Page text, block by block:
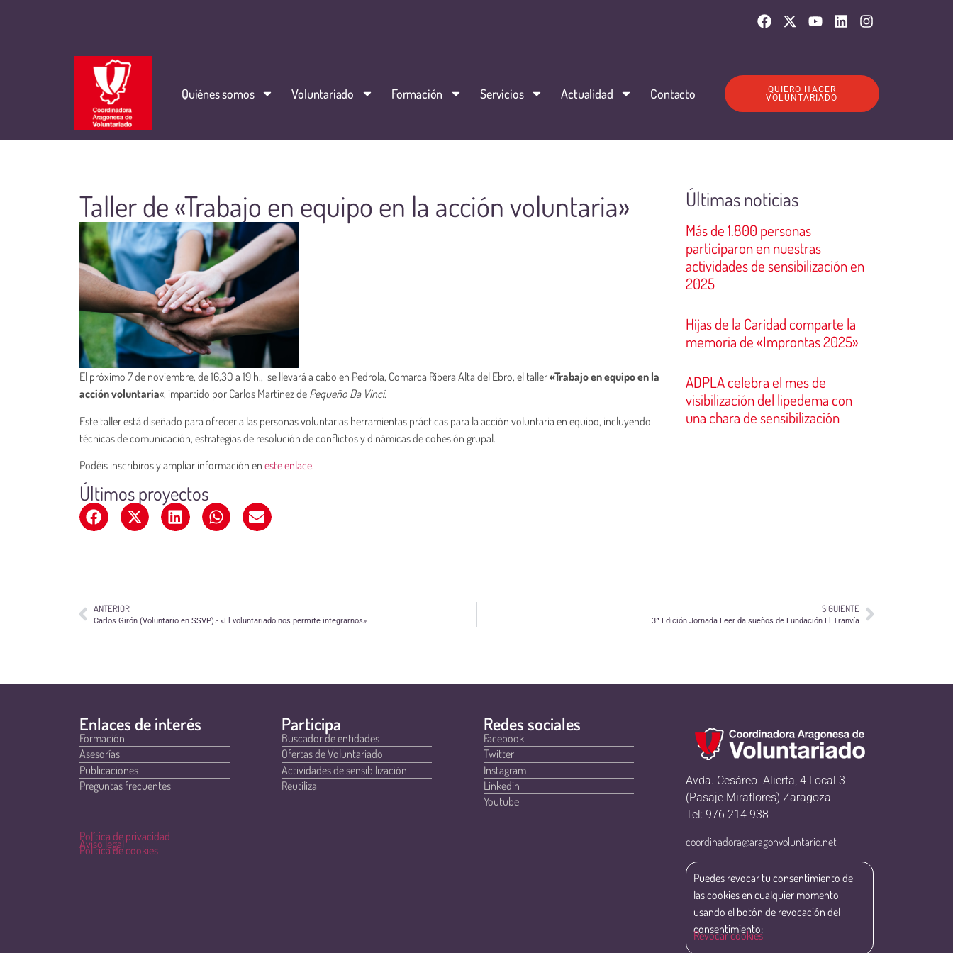
Quiénes somos Voluntariado Formación Servicios Actualidad Contacto
QUIERO HACER
VOLUNTARIADO
Taller de «Trabajo en equipo en la acción voluntaria»
El próximo 7 de noviembre, de 16,30 a 19 h., se llevará a cabo en Pedrola, Comarca Ribera Alta del Ebro, el taller«Trabajo en equipo en la
acción voluntaria«, impartido por Carlos Martínez de Pequeño Da Vinci.
Este taller está diseñado para ofrecer a las personas voluntarias herramientas prácticas para la acción voluntaria en equipo, incluyendo
técnicas de comunicación, estrategias de resolución de conflictos y dinámicas de cohesión grupal.
Podéis inscribiros y ampliar información en este enlace.
Últimos proyectos
Últimas noticias
Más de 1.800 personas
participaron en nuestras
actividades de sensibilización en
2025
Hijas de la Caridad comparte la
memoria de «Improntas 2025»
ADPLA celebra el mes de
visibilización del lipedema con
una chara de sensibilización
ANTERIOR
Carlos Girón (Voluntario en SSVP).- «El voluntariado nos permite integrarnos»
SIGUIENTE
3ª Edición Jornada Leer da sueños de Fundación El Tranvía
Enlaces de interés
Formación
Asesorías
Publicaciones
Preguntas frecuentes
Política de privacidad
Aviso legal
Política de cookies
Participa
Buscador de entidades
Ofertas de Voluntariado
Actividades de sensibilización
Reutiliza
Redes sociales
Facebook
Twitter
Instagram
Linkedin
Youtube
Avda. Cesáreo Alierta, 4 Local 3
(Pasaje Miraflores) Zaragoza
Tel: 976 214 938
coordinadora@aragonvoluntario.net
Puedes revocar tu consentimiento de
las cookies en cualquier momento
usando el botón de revocación del
consentimiento:
Revocar cookies